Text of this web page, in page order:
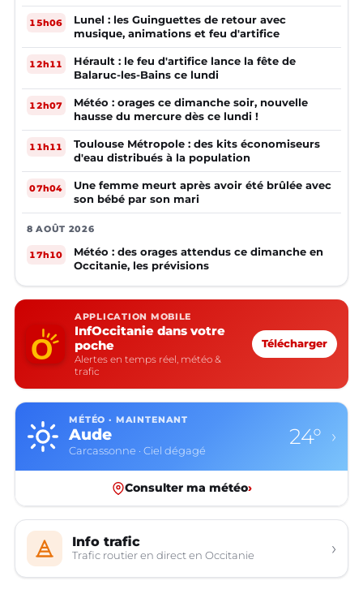
15h06
Lunel : les Guinguettes de retour avec
musique, animations et feu d'artifice
12h11
Hérault : le feu d'artifice lance la fête de
Balaruc-les-Bains ce lundi
12h07
Météo : orages ce dimanche soir, nouvelle
hausse du mercure dès ce lundi !
11h11
Toulouse Métropole : des kits économiseurs
d'eau distribués à la population
07h04
Une femme meurt après avoir été brûlée avec
son bébé par son mari
8 AOÛT 2026
17h10
Météo : des orages attendus ce dimanche en
Occitanie, les prévisions
APPLICATION MOBILE
InfOccitanie dans votre
poche
Alertes en temps réel, météo &
trafic
Télécharger
MÉTÉO · MAINTENANT
Aude
Carcassonne · Ciel dégagé
24° ›
Consulter ma météo›
Info trafic
Trafic routier en direct en Occitanie ›